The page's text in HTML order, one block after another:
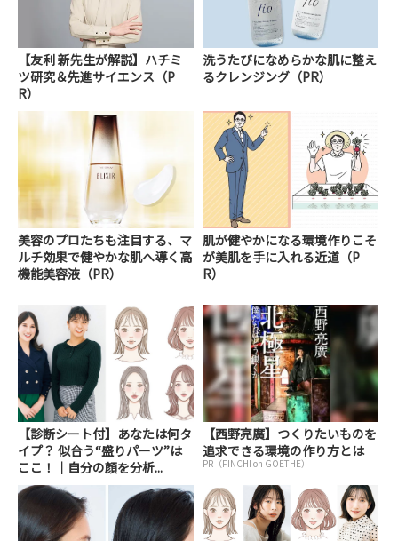
【友利 新先生が解説】ハチミ
ツ研究＆先進サイエンス（P
R）
洗うたびになめらかな肌に整え
るクレンジング（PR）
美容のプロたちも注目する、マ
ルチ効果で健やかな肌へ導く高
機能美容液（PR）
肌が健やかになる環境作りこそ
が美肌を手に入れる近道（P
R）
【診断シート付】あなたは何タ
イプ？ 似合う“盛りパーツ”は
ここ！｜自分の顔を分析...
【西野亮廣】つくりたいものを
追求できる環境の作り方とは
PR（FINCHI on GOETHE）